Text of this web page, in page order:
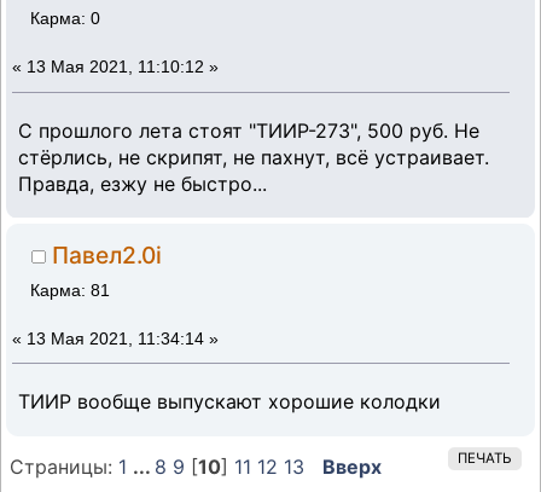
Карма: 0
« 13 Мая 2021, 11:10:12 »
С прошлого лета стоят "ТИИР-273", 500 руб. Не
стёрлись, не скрипят, не пахнут, всё устраивает.
Правда, езжу не быстро...
Павел2.0i
Карма: 81
« 13 Мая 2021, 11:34:14 »
ТИИР вообще выпускают хорошие колодки
ПЕЧАТЬ
Страницы: 1 ... 8 9 [10] 11 12 13 Вверх